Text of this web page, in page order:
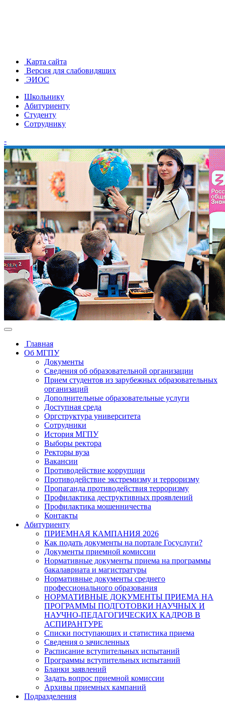
Карта сайта
Версия для слабовидящих
ЭИОС
Школьнику
Абитуриенту
Студенту
Сотруднику
-
Главная
Об МГПУ
Документы
Сведения об образовательной организации
Прием студентов из зарубежных образовательных
организаций
Дополнительные образовательные услуги
Доступная среда
Оргструктура университета
Сотрудники
История МГПУ
Выборы ректора
Ректоры вуза
Вакансии
Противодействие коррупции
Противодействие экстремизму и терроризму
Пропаганда противодействия терроризму
Профилактика деструктивных проявлений
Профилактика мошенничества
Контакты
Абитуриенту
ПРИЕМНАЯ КАМПАНИЯ 2026
Как подать документы на портале Госуслуги?
Документы приемной комиссии
Нормативные документы приема на программы
бакалавриата и магистратуры
Нормативные документы среднего
профессионального образования
НОРМАТИВНЫЕ ДОКУМЕНТЫ ПРИЕМА НА
ПРОГРАММЫ ПОДГОТОВКИ НАУЧНЫХ И
НАУЧНО-ПЕДАГОГИЧЕСКИХ КАДРОВ В
АСПИРАНТУРЕ
Списки поступающих и статистика приема
Сведения о зачисленных
Расписание вступительных испытаний
Программы вступительных испытаний
Бланки заявлений
Задать вопрос приемной комиссии
Архивы приемных кампаний
Подразделения